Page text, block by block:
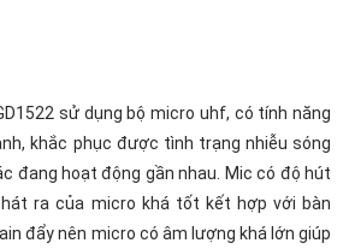
sử dụng bộ micro uhf, có tính năng
khắc phục được tình trạng nhiễu sóng
đang hoạt động gần nhau. Mic có độ hút
ra của micro khá tốt kết hợp với bàn
đẩy nên micro có âm lượng khá lớn giúp